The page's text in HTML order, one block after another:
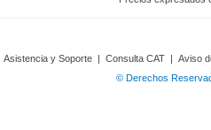
Asistencia y Soporte | Consulta CAT | Aviso
© Derechos